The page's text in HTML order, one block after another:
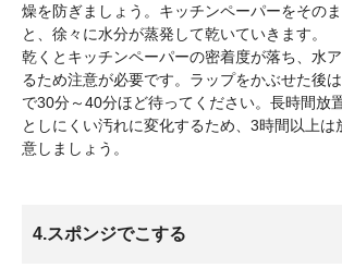
燥を防ぎましょう。キッチンペーパーをその
と、徐々に水分が蒸発して乾いていきます。
乾くとキッチンペーパーの密着度が落ち、水
るため注意が必要です。ラップをかぶせた後
で30分～40分ほど待ってください。長時間放
としにくい汚れに変化するため、3時間以上は
意しましょう。
4.スポンジでこする